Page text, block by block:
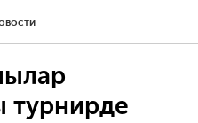
турнирде